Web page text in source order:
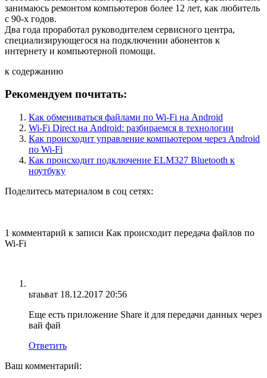
занимаюсь ремонтом компьютеров более 12 лет, как любитель
с 90-х годов.
Два года проработал руководителем сервисного центра,
специализирующегося на подключении абонентов к
интернету и компьютерной помощи.
к содержанию
Рекомендуем почитать:
Как обмениваться файлами по Wi-Fi на Android
Wi-Fi Direct на Android: разбираемся в технологии
Как происходит управление компьютером через Android
по Wi-Fi
Как происходит подключение ELM327 Bluetooth к
ноутбуку
Поделитесь материалом в соц сетях:
1 комментарий к записи Как происходит передача файлов по
Wi-Fi
ьтаьват 18.12.2017 20:56
Еще есть приложение Share it для передачи данных через
вай фай
Ответить
Ваш комментарий: